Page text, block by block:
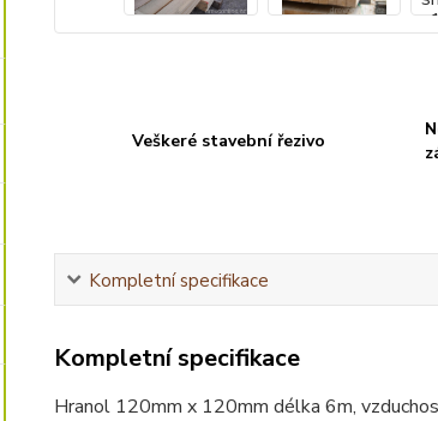
Veškeré stavební řezivo
Kompletní specifikace
Kompletní specifikace
Hranol 120mm x 120mm délka 6m,